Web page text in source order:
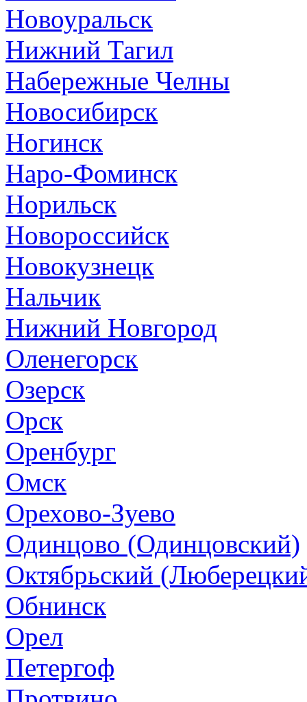
Новоуральск
Нижний Тагил
Набережные Челны
Новосибирск
Ногинск
Наро-Фоминск
Норильск
Новороссийск
Новокузнецк
Нальчик
Нижний Новгород
Оленегорск
Озерск
Орск
Оренбург
Омск
Орехово-Зуево
Одинцово (Одинцовский)
Октябрьский
Обнинск
Орел
Петергоф